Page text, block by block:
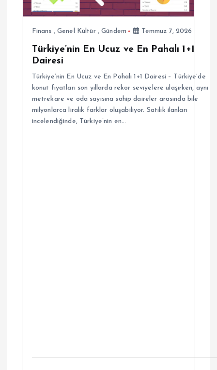
m
Finans ,Genel Kültür,Gündem Temmuz 7, 2026
Türkiye’nin En Ucuz ve En Pahalı 1+1
Dairesi
Türkiye’nin En Ucuz ve En Pahalı 1+1 Dairesi – Türkiye’de
konut fiyatları son yıllarda rekor seviyelere ulaşırken, aynı
metrekare ve oda sayısına sahip daireler arasında bile
milyonlarca liralık farklar oluşabiliyor. Satılık ilanları
incelendiğinde, Türkiye’nin en…